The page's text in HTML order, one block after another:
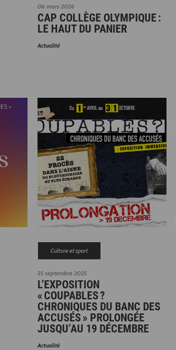
06 mars 2026
CAP COLLÈGE OLYMPIQUE :
LE HAUT DU PANIER
Actualité
25 septembre 2025
Culture et sport
L’EXPOSITION
« COUPABLES ?
CHRONIQUES DU BANC DES
ACCUSÉS » PROLONGÉE
JUSQU’AU 19 DÉCEMBRE
Actualité